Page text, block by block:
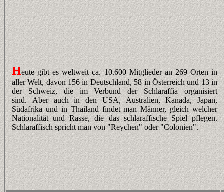
Heute gibt es weltweit ca. 10.600 Mitglieder an 269 Orten in
aller Welt, davon 156 in Deutschland, 58 in Österreich und 13 in
der Schweiz, die im Verbund der Schlaraffia organisiert
sind. Aber auch in den USA, Australien, Kanada, Japan,
Südafrika und in Thailand findet man Männer, gleich welcher
Nationalität und Rasse, die das schlaraffische Spiel pflegen.
Schlaraffisch spricht man von "Reychen" oder "Colonien".